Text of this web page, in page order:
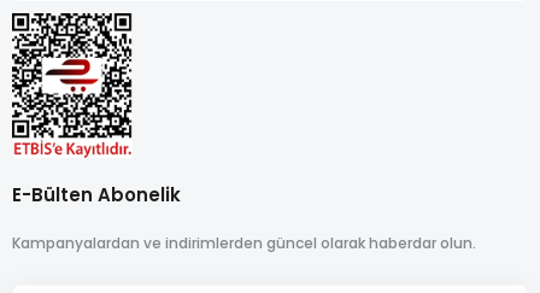
E-Bülten Abonelik
Kampanyalardan ve indirimlerden güncel olarak haberdar olun.